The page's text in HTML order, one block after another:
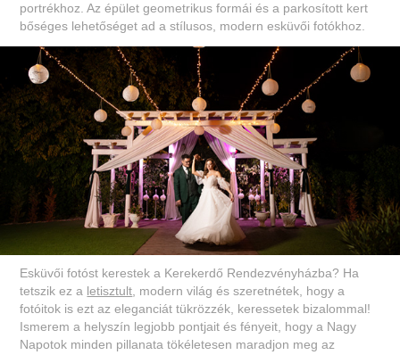
portrékhoz. Az épület geometrikus formái és a parkosított kert
bőséges lehetőséget ad a stílusos, modern esküvői fotókhoz.
Esküvői fotóst kerestek a Kerekerdő Rendezvényházba? Ha
tetszik ez a letisztult, modern világ és szeretnétek, hogy a
fotóitok is ezt az eleganciát tükrözzék, keressetek bizalommal!
Ismerem a helyszín legjobb pontjait és fényeit, hogy a Nagy
Napotok minden pillanata tökéletesen maradjon meg az